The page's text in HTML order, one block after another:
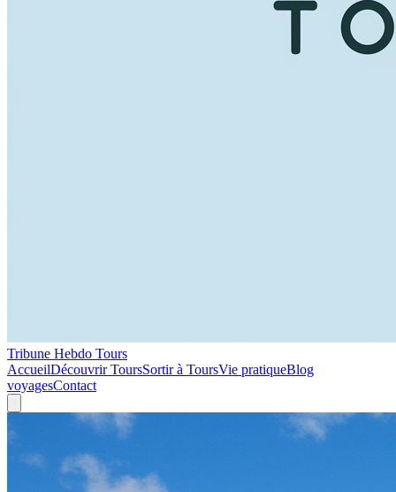
Tribune Hebdo Tours
AccueilDécouvrir ToursSortir à ToursVie pratiqueBlog
voyagesContact